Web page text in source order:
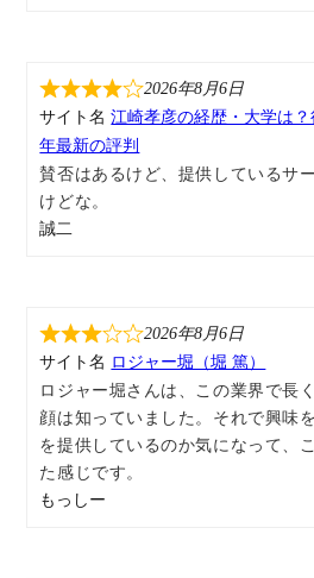
2026年8月6日
サイト名江崎孝彦の経歴・大学は
年最新の評判
賛否はあるけど、提供しているサ
けどな。
誠二
2026年8月6日
サイト名 ロジャー堀（堀 篤）
ロジャー堀さんは、この業界で長
顔は知っていました。それで興味
を提供しているのか気になって、
た感じです。
もっしー